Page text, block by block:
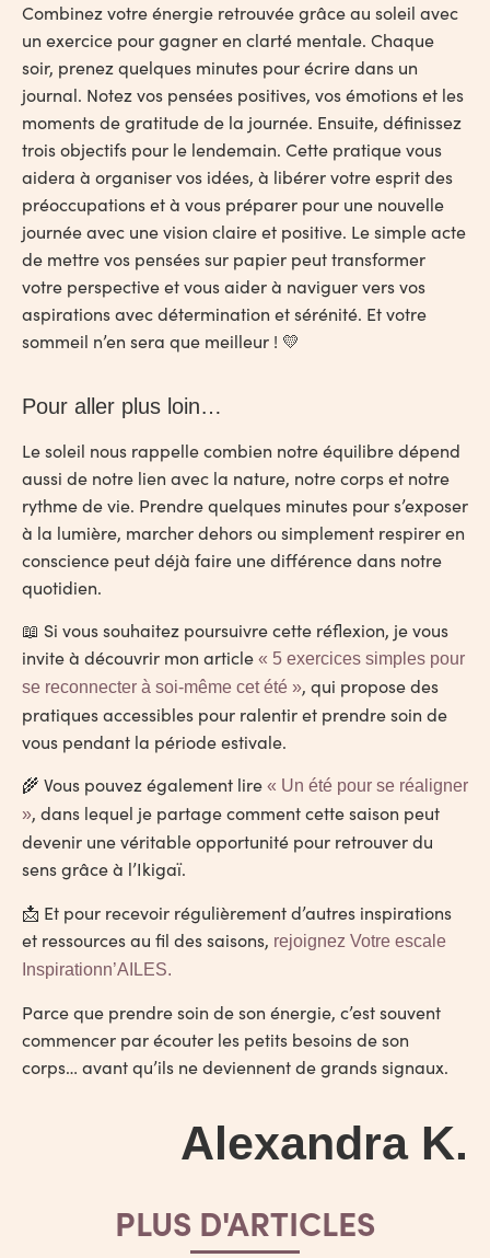
Combinez votre énergie retrouvée grâce au soleil avec
un exercice pour gagner en clarté mentale. Chaque
soir, prenez quelques minutes pour écrire dans un
journal. Notez vos pensées positives, vos émotions et les
moments de gratitude de la journée. Ensuite, définissez
trois objectifs pour le lendemain. Cette pratique vous
aidera à organiser vos idées, à libérer votre esprit des
préoccupations et à vous préparer pour une nouvelle
journée avec une vision claire et positive. Le simple acte
de mettre vos pensées sur papier peut transformer
votre perspective et vous aider à naviguer vers vos
aspirations avec détermination et sérénité. Et votre
sommeil n’en sera que meilleur ! 💛
Pour aller plus loin…
Le soleil nous rappelle combien notre équilibre dépend
aussi de notre lien avec la nature, notre corps et notre
rythme de vie. Prendre quelques minutes pour s’exposer
à la lumière, marcher dehors ou simplement respirer en
conscience peut déjà faire une différence dans notre
quotidien.
📖 Si vous souhaitez poursuivre cette réflexion, je vous
invite à découvrir mon article « 5 exercices simples pour
se reconnecter à soi-même cet été », qui propose des
pratiques accessibles pour ralentir et prendre soin de
vous pendant la période estivale.
🌾 Vous pouvez également lire « Un été pour se réaligner
», dans lequel je partage comment cette saison peut
devenir une véritable opportunité pour retrouver du
sens grâce à l’Ikigaï.
📩 Et pour recevoir régulièrement d’autres inspirations
et ressources au fil des saisons, rejoignez Votre escale
Inspirationn’AILES.
Parce que prendre soin de son énergie, c’est souvent
commencer par écouter les petits besoins de son
corps… avant qu’ils ne deviennent de grands signaux.
Alexandra K.
PLUS D'ARTICLES